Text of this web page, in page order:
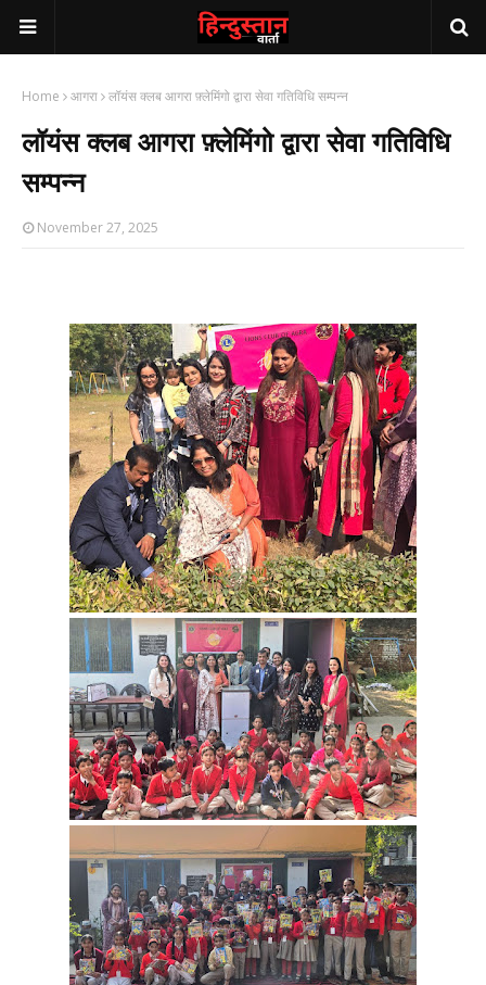
Home आगरा लॉयंस क्लब आगरा फ़्लेमिंगो द्वारा सेवा गतिविधि सम्पन्न
लॉयंस क्लब आगरा फ़्लेमिंगो द्वारा सेवा गतिविधि
सम्पन्न
November 27, 2025